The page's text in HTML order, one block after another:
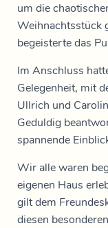
um die
Weihnachtsstück
begeisterte das
Im Anschluss
Gelegenheit, mit
Ullrich und
Geduldig
spannende
Wir alle waren
eigenen Haus
gilt dem
diesen